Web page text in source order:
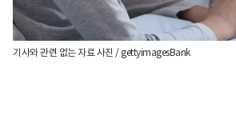
기사와 관련 없는 자료 사진 / gettyimagesBank